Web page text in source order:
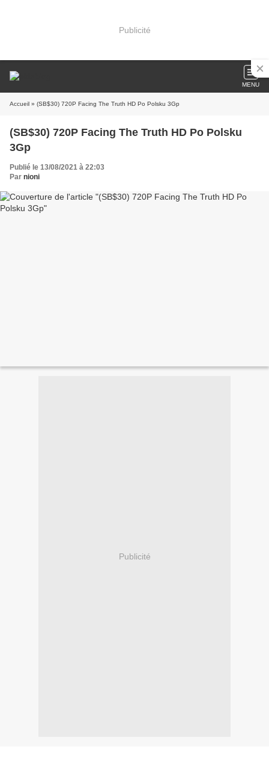
Publicité
MENU
Accueil » (SB$30) 720P Facing The Truth HD Po Polsku 3Gp
(SB$30) 720P Facing The Truth HD Po Polsku
3Gp
Publié le 13/08/2021 à 22:03
Par nioni
Publicité